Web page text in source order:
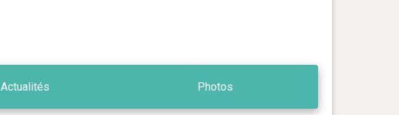
Actualités Photos